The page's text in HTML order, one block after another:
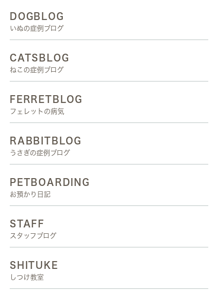
DOGBLOG
いぬの症例ブログ
CATSBLOG
ねこの症例ブログ
FERRETBLOG
フェレットの病気
RABBITBLOG
うさぎの症例ブログ
PETBOARDING
お預かり日記
STAFF
スタッフブログ
SHITUKE
しつけ教室